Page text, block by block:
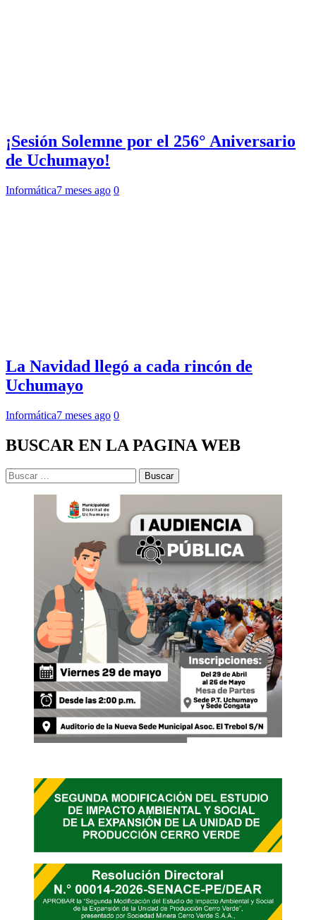
¡Sesión Solemne por el 256° Aniversario
de Uchumayo!
Informática7 meses ago 0
La Navidad llegó a cada rincón de
Uchumayo
Informática7 meses ago 0
BUSCAR EN LA PAGINA WEB
Buscar: